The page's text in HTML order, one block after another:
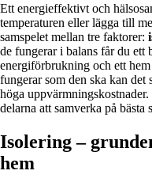
Ett energieffektivt och
temperaturen eller lägga till
samspelet mellan tre faktorer:
de fungerar i balans får du ett
energiförbrukning och ett
fungerar som den ska kan
höga
delarna att samverka på bästa
Isolering –
hem